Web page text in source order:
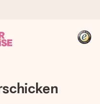
vor und schicken es
meisten zählt.